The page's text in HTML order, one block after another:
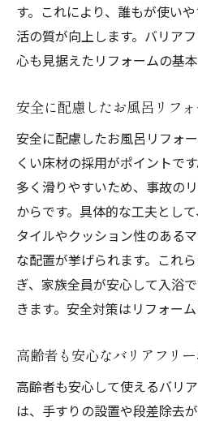
す。これにより、誰もが使い
活の質が向上します。バリア
心も見据えたリフォームの基本
安全に配慮したお風呂リフ
安全に配慮したお風呂リフォ
くい床材の採用がポイントで
多く滑りやすいため、事故の
からです。具体的な工夫とし
タイルやクッション性のある
な配置が挙げられます。これ
ぎ、家族全員が安心して入浴
きます。安全対策はリフォーム
高齢者も安心なバリアフリ
高齢者も安心して使えるバリ
は、手すりの設置や段差除去